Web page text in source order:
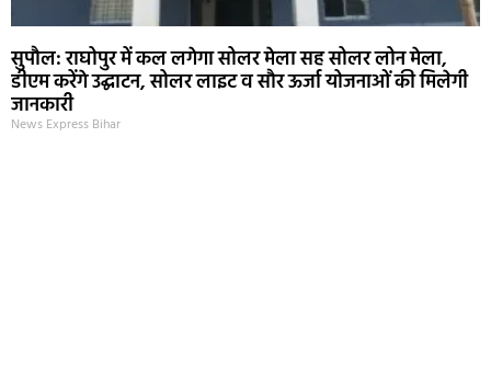
सुपौल: राघोपुर में कल लगेगा सोलर मेला सह सोलर लोन मेला,
डीएम करेंगे उद्घाटन, सोलर लाइट व सौर ऊर्जा योजनाओं की मिलेगी
जानकारी
News Express Bihar